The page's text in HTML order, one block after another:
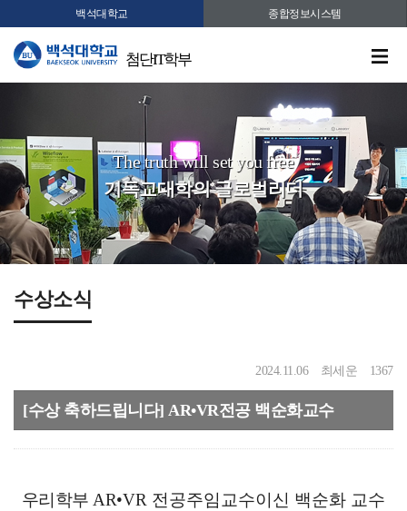
백석대학교 종합정보시스템
첨단IT학부
The truth will set you free
기독교대학의 글로벌리더
수상소식
2024.11.06 최세운 1367
[수상 축하드립니다] AR•VR전공 백순화교수
우리학부 AR•VR 전공주임교수이신 백순화 교수